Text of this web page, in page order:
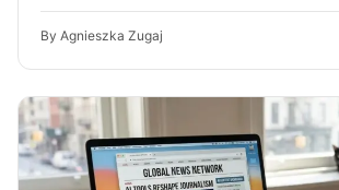
By Agnieszka Zugaj